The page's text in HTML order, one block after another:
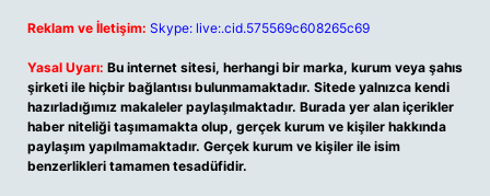
Reklam ve İletişim: Skype: live:.cid.575569c608265c69
Yasal Uyarı: Bu internet sitesi, herhangi bir marka, kurum veya şahıs
şirketi ile hiçbir bağlantısı bulunmamaktadır. Sitede yalnızca kendi
hazırladığımız makaleler paylaşılmaktadır. Burada yer alan içerikler
haber niteliği taşımamakta olup, gerçek kurum ve kişiler hakkında
paylaşım yapılmamaktadır. Gerçek kurum ve kişiler ile isim
benzerlikleri tamamen tesadüfidir.